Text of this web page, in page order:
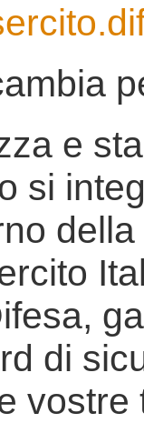
e
si
di
vostre